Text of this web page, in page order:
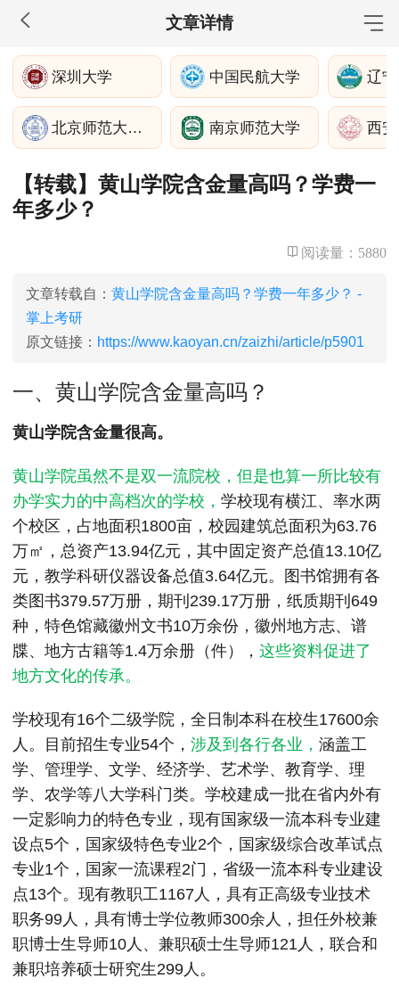
文章详情
MBA工商管理
院校库 考试报名 招生政策 学制学费
报名流程
考试真题
报考经验 招生简章
MEM工程管理
院校库 考试报名
MPA公共管理
院校库 考试报名
MPAcc会计专硕
院校库 考试报名 招生政策
考试真题
报考经验 招生简章
MTA旅游管理
院校库 考试报名 招生政策 学制学费
报名流程
考试真题
报考经验 招生简章
深圳大学 中国民航大学 辽
北京师范大学湾区国际商学院 南京师范大学
【转载】黄山学院含金量高吗？学费一
年多少？
阅读量： 5880
文章转载自： 黄山学院含金量高吗？学费一年多少？ -
掌上考研
原文链接： https://www.kaoyan.cn/zaizhi/article/p5901
一、黄山学院含金量高吗？
黄山学院含金量很高。
黄山学院虽然不是双一流院校，但是也算一所比较有
办学实力的中高档次的学校，学校现有横江、率水两
个校区，占地面积1800亩，校园建筑总面积为63.76
万㎡，总资产13.94亿元，其中固定资产总值13.10亿
元，教学科研仪器设备总值3.64亿元。图书馆拥有各
类图书379.57万册，期刊239.17万册，纸质期刊649
种，特色馆藏徽州文书10万余份，徽州地方志、谱
牒、地方古籍等1.4万余册（件），这些资料促进了
地方文化的传承。
学校现有16个二级学院，全日制本科在校生17600余
人。目前招生专业54个，涉及到各行各业，涵盖工
学、管理学、文学、经济学、艺术学、教育学、理
学、农学等八大学科门类。学校建成一批在省内外有
一定影响力的特色专业，现有国家级一流本科专业建
设点5个，国家级特色专业2个，国家级综合改革试点
专业1个，国家一流课程2门，省级一流本科专业建设
点13个。现有教职工1167人，具有正高级专业技术
职务99人，具有博士学位教师300余人，担任外校兼
职博士生导师10人、兼职硕士生导师121人，联合和
兼职培养硕士研究生299人。